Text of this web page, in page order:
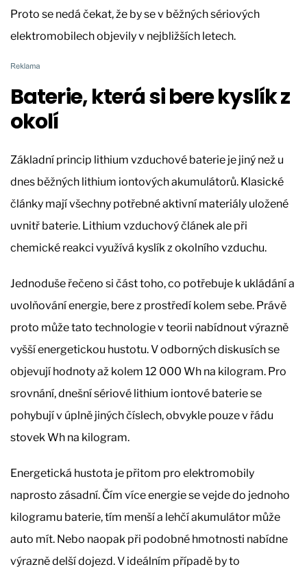
Proto se nedá čekat, že by se v běžných sériových
elektromobilech objevily v nejbližších letech.
Baterie, která si bere kyslík z
okolí
Základní princip lithium vzduchové baterie je jiný než u
dnes běžných lithium iontových akumulátorů. Klasické
články mají všechny potřebné aktivní materiály uložené
uvnitř baterie. Lithium vzduchový článek ale při
chemické reakci využívá kyslík z okolního vzduchu.
Jednoduše řečeno si část toho, co potřebuje k ukládání a
uvolňování energie, bere z prostředí kolem sebe. Právě
proto může tato technologie v teorii nabídnout výrazně
vyšší energetickou hustotu. V odborných diskusích se
objevují hodnoty až kolem 12 000 Wh na kilogram. Pro
srovnání, dnešní sériové lithium iontové baterie se
pohybují v úplně jiných číslech, obvykle pouze v řádu
stovek Wh na kilogram.
Energetická hustota je přitom pro elektromobily
naprosto zásadní. Čím více energie se vejde do jednoho
kilogramu baterie, tím menší a lehčí akumulátor může
auto mít. Nebo naopak při podobné hmotnosti nabídne
výrazně delší dojezd. V ideálním případě by to